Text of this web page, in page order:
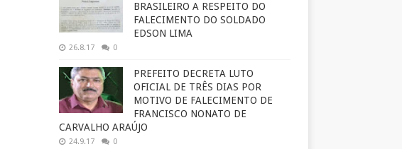
BRASILEIRO A RESPEITO DO
FALECIMENTO DO SOLDADO
EDSON LIMA
26.8.17 0
PREFEITO DECRETA LUTO
OFICIAL DE TRÊS DIAS POR
MOTIVO DE FALECIMENTO DE
FRANCISCO NONATO DE
CARVALHO ARAÚJO
24.9.17 0